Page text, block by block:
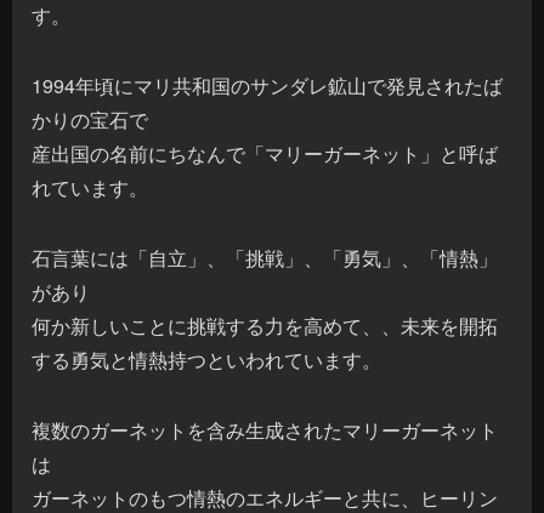
す。
1994年頃にマリ共和国のサンダレ鉱山で発見されたば
かりの宝石で
産出国の名前にちなんで「マリーガーネット」と呼ば
れています。
石言葉には「自立」、「挑戦」、「勇気」、「情熱」
があり
何か新しいことに挑戦する力を高めて、、未来を開拓
する勇気と情熱持つといわれています。
複数のガーネットを含み生成されたマリーガーネット
は
ガーネットのもつ情熱のエネルギーと共に、ヒーリン